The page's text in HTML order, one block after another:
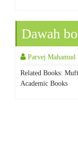
Dawah
Parvej Mahamud
Related Books:
Academic Books